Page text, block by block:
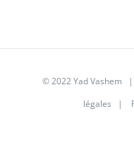
© 2022 Yad
légales |